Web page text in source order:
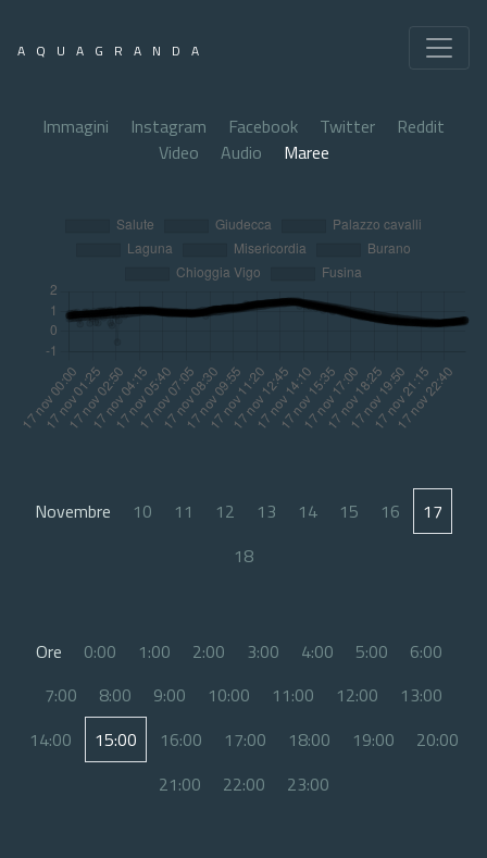
AQUAGRANDA
Immagini Instagram Facebook Twitter
Reddit
Video
Audio Maree
Novembre 10 11 12 13 14 15 16
17
18
Ore 0:00 1:00 2:00 3:00 4:00 5:00
6:00
7:00
8:00 9:00 10:00 11:00 12:00
13:00
14:00
15:00 16:00 17:00 18:00 19:00
20:00
21:00
22:00 23:00